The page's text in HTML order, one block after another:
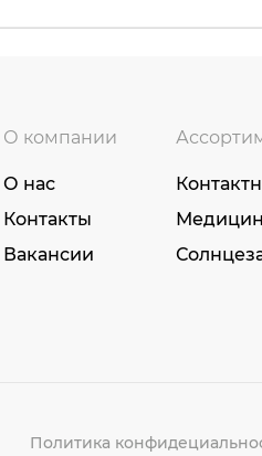
О компании
О нас
Контакты
Вакансии
Политика